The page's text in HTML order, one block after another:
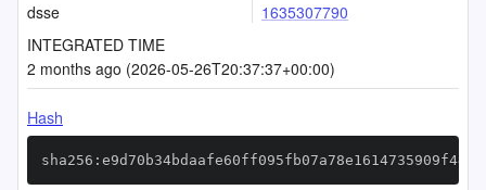
dsse
1635307790
INTEGRATED TIME
2 months ago (2026-05-26T20:37:37+00:00)
Hash